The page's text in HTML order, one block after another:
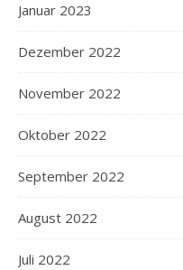
Januar 2023
Dezember 2022
November 2022
Oktober 2022
September 2022
August 2022
Juli 2022